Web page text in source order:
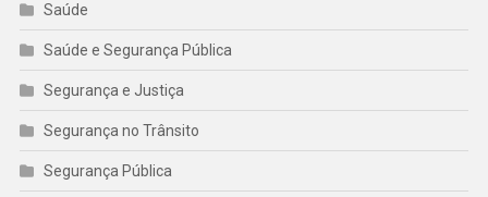
Saúde
Saúde e Segurança Pública
Segurança e Justiça
Segurança no Trânsito
Segurança Pública